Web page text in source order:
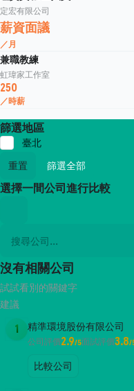
定宏有限公司
薪資面議
／月
兼職教練
虹瑋家工作室
250
／時薪
篩選地區
臺北
重置
篩選全部
選擇一間公司進行比較
沒有相關公司
試試看別的關鍵字
建議
1 精準環境股份有限公司
公司評價2.9/5面試評價3.8/
比較公司